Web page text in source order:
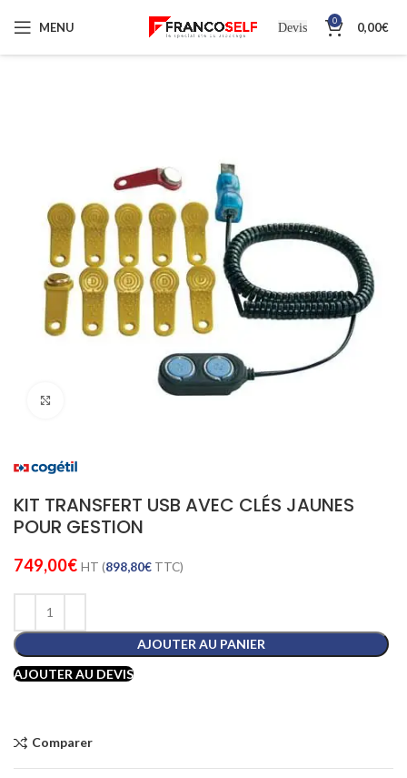
MENU Devis 0 0,00€
Cliquez pour agrandir
KIT TRANSFERT USB AVEC CLÉS JAUNES
POUR GESTION
749,00€ HT (898,80€ TTC)
AJOUTER AU PANIER
AJOUTER AU DEVIS
Comparer